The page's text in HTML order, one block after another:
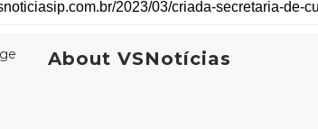
About VSNotícias